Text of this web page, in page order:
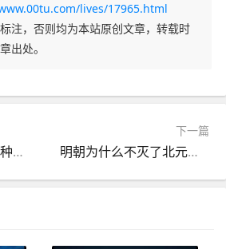
lives/17965.html
注，否则均为本站原创文章，转载时
出处。
种子传播的方法有几种（种子是如何传播的）
下一篇
明朝为什么不灭了北元（明朝为什么不继承元朝的土地）